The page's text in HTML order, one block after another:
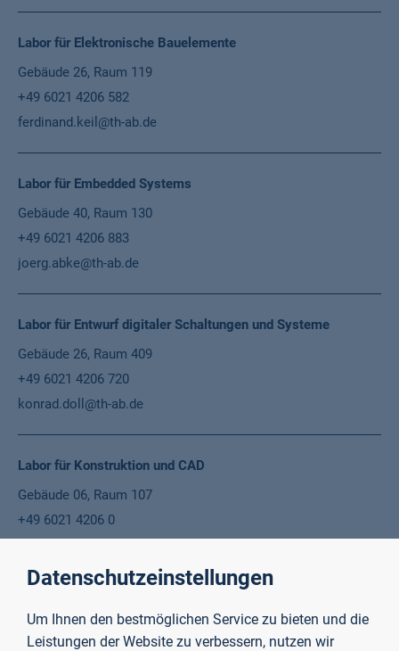
Labor für Elektronische Bauelemente
Gebäude 26, Raum 119
+49 6021 4206 582
ferdinand.keil@th-ab.de
Labor für Embedded Systems
Gebäude 40, Raum 130
+49 6021 4206 883
joerg.abke@th-ab.de
Labor für Entwurf digitaler Schaltungen und Systeme
Gebäude 26, Raum 409
+49 6021 4206 720
konrad.doll@th-ab.de
Labor für Konstruktion und CAD
Gebäude 06, Raum 107
+49 6021 4206 0
Gebäude 26, Raum 409
Datenschutzeinstellungen
Um Ihnen den bestmöglichen Service zu bieten und die
Leistungen der Website zu verbessern, nutzen wir